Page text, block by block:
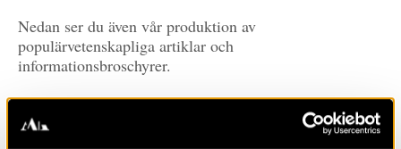
Nedan ser du även vår produktion av
populärvetenskapliga artiklar och
informationsbroschyrer.
Prenumerera